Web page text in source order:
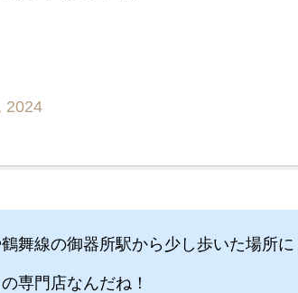
2024
舞線の御器所駅から少し歩いた場所に
の専門店なんだね！